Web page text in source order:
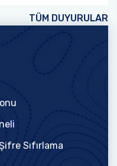
TÜM DUYURULAR
Sıfırlama